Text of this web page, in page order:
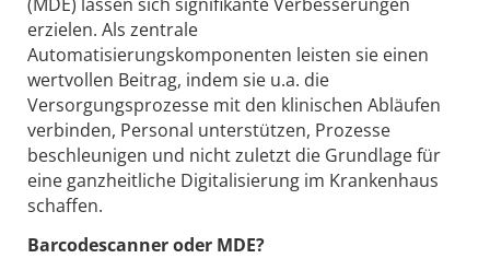
erzielen. Als zentrale
Automatisierungskomponenten leisten sie einen
wertvollen Beitrag, indem sie u.a. die
Versorgungsprozesse mit den klinischen Abläufen
verbinden, Personal unterstützen, Prozesse
beschleunigen und nicht zuletzt die Grundlage für
eine ganzheitliche Digitalisierung im Krankenhaus
schaffen.
Barcodescanner oder MDE?